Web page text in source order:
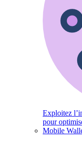
Exploitez
pour
Mobile